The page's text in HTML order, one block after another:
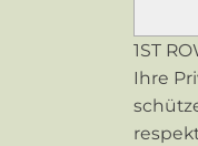
1ST
Ihre